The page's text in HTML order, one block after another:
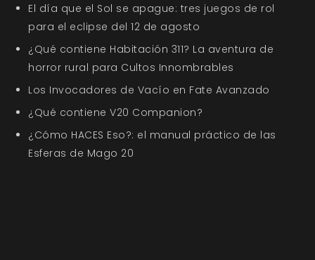
El día que el Sol se apague: tres juegos de rol
para el eclipse del 12 de agosto
¿Qué contiene Habitación 311? La aventura de
horror rural para Cultos Innombrables
Los Invocadores de Vacío en Fate Avanzado
¿Qué contiene V20 Companion?
¿Cómo HACES Eso?: el manual práctico de las
Esferas de Mago 20